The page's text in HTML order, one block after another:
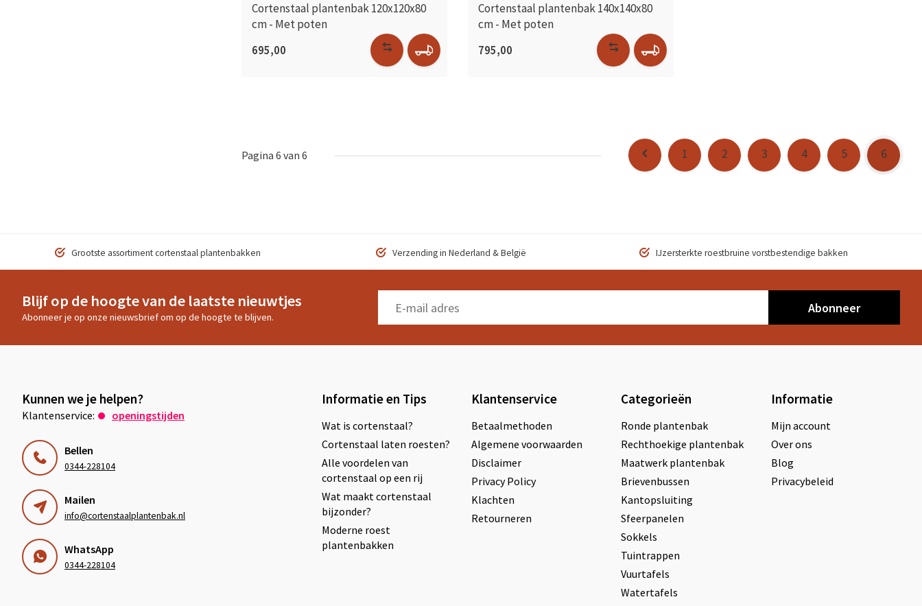
Cortenstaal plantenbak 120x120x80
cm - Met poten
695,00
Cortenstaal plantenbak 140x140x80
cm - Met poten
795,00
Pagina 6 van 6 1 2 3 4 5 6
Grootste assortiment cortenstaal plantenbakken Verzending in Nederland & België IJzersterkte roestbruine vorstbestendige bakken
Blijf op de hoogte van de laatste nieuwtjes
Abonneer je op onze nieuwsbrief om op de hoogte te blijven.
Abonneer
Kunnen we je helpen?
Klantenservice: openingstijden
Bellen
0344-228104
Mailen
info@cortenstaalplantenbak.nl
WhatsApp
0344-228104
Informatie en Tips
Wat is cortenstaal?
Cortenstaal laten roesten?
Alle voordelen van
cortenstaal op een rij
Wat maakt cortenstaal
bijzonder?
Moderne roest
plantenbakken
Klantenservice
Betaalmethoden
Algemene voorwaarden
Disclaimer
Privacy Policy
Klachten
Retourneren
Categorieën
Ronde plantenbak
Rechthoekige plantenbak
Maatwerk plantenbak
Brievenbussen
Kantopsluiting
Sfeerpanelen
Sokkels
Tuintrappen
Vuurtafels
Watertafels
Informatie
Mijn account
Over ons
Blog
Privacybeleid